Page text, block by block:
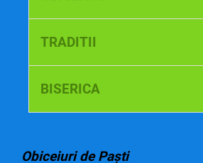
ÎnŢara Moţilor
, în
ia toaca de la biserică, se
cimitir şi este păzită de
TRADITII
Un foarte frumoas obicei
în Maramureş,
Dimineaţa în prima zi de
prieteni şi la vecini să le
BISERICA
Obiceiuri de Paști